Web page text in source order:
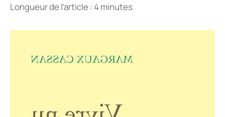
Longueur de l’article : 4 minutes